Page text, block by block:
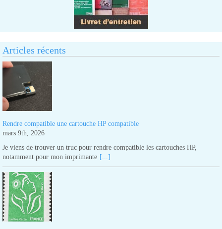
Articles récents
Rendre compatible une cartouche HP compatible
mars 9th, 2026
Je viens de trouver un truc pour rendre compatible les cartouches HP,
notamment pour mon imprimante [...]